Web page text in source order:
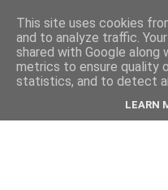
This site uses cookies
and to analyze traffic.
shared with Google
metrics to ensure quality
statistics, and to detect
LEARN